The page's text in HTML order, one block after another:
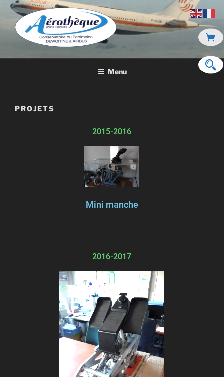
DE DEWOITINE À AIRBUS
Menu
PROJETS
2015-2016
Mini manche
2016-2017